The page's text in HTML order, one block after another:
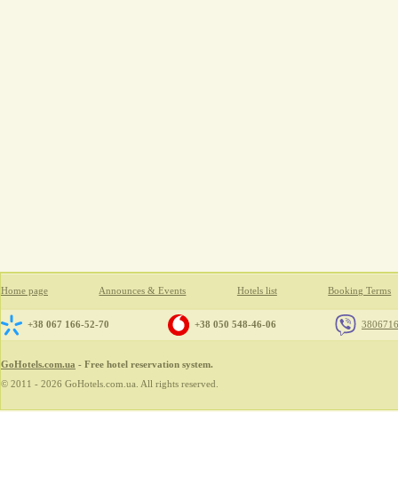
Home page Announces & Events Hotels list Booking Terms
+38 067 166-52-70 +38 050 548-46-06
GoHotels.com.ua - Free hotel reservation system.
© 2011 - 2026 GoHotels.com.ua. All rights reserved.